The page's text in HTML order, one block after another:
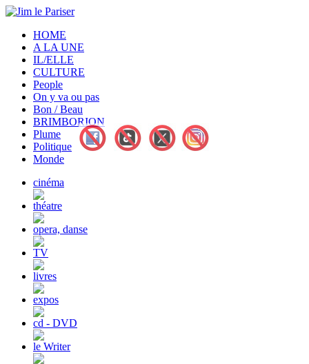
HOME
A LA UNE
IL/ELLE
CULTURE
People
On y va ou pas
Bon / Beau
BRIMBORION
Plume
Politique
Monde
cinéma
théatre
opera, danse
TV
livres
expos
cd - DVD
le Writer